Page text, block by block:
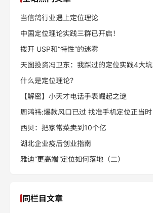
当信鸽行业遇上定位理论
中国定位理论实践三群已开启！
拨开 USP和“特性”的迷雾
天图投资冯卫东：我踩过的定位实践4大坑
什么是定位理论？
【解密】小天才电话手表崛起之谜
周鸿祎:爆款风口已过 找准手机定位正当时
西贝：把家常菜卖到10个亿
湖北企业疫后创业指南
雅迪“更高端”定位如何落地（二）
同栏目文章